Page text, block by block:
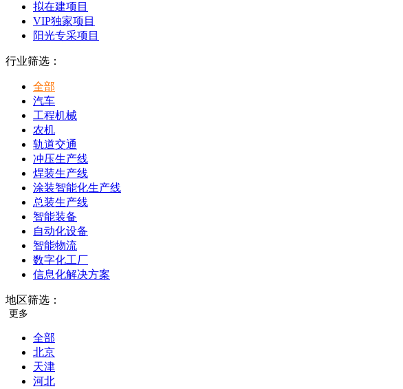
拟在建项目
VIP独家项目
阳光专采项目
行业筛选：
全部
汽车
工程机械
农机
轨道交通
冲压生产线
焊装生产线
涂装智能化生产线
总装生产线
智能装备
自动化设备
智能物流
数字化工厂
信息化解决方案
地区筛选：
更多
全部
北京
天津
河北